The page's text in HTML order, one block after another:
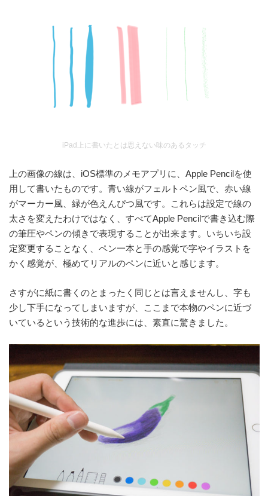
iPad上に書いたとは思えない味のあるタッチ
上の画像の線は、iOS標準のメモアプリに、Apple Pencilを使
用して書いたものです。青い線がフェルトペン風で、赤い線
がマーカー風、緑が色えんぴつ風です。これらは設定で線の
太さを変えたわけではなく、すべてApple Pencilで書き込む際
の筆圧やペンの傾きで表現することが出来ます。いちいち設
定変更することなく、ペン一本と手の感覚で字やイラストを
かく感覚が、極めてリアルのペンに近いと感じます。
さすがに紙に書くのとまったく同じとは言えませんし、字も
少し下手になってしまいますが、ここまで本物のペンに近づ
いているという技術的な進歩には、素直に驚きました。